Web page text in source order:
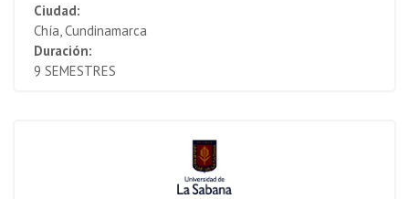
Ciudad:
Chía, Cundinamarca
Duración:
9 SEMESTRES